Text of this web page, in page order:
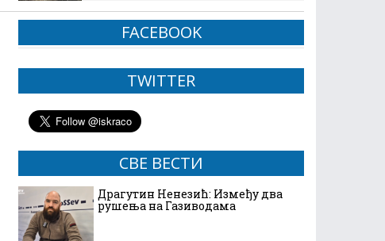
FACEBOOK
TWITTER
СВЕ ВЕСТИ
Драгутин Ненезић: Између два
рушења на Газиводама